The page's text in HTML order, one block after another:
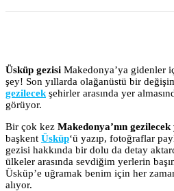
Üsküp gezisi Makedonya’ya gidenler
şey! Son yıllarda olağanüstü bir
gezilecek şehirler arasında yer
görüyor.
Bir çok kez Makedonya’nın
başkent Üsküp‘ü yazıp, fotoğraflar
gezisi hakkında bir dolu da detay
ülkeler arasında sevdiğim yerlerin
Üsküp’e uğramak benim için her
alıyor.